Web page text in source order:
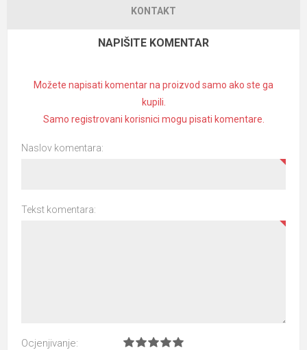
KONTAKT
NAPIŠITE KOMENTAR
Možete napisati komentar na proizvod samo ako ste ga
kupili.
Samo registrovani korisnici mogu pisati komentare.
Naslov komentara:
Tekst komentara:
Ocjenjivanje: